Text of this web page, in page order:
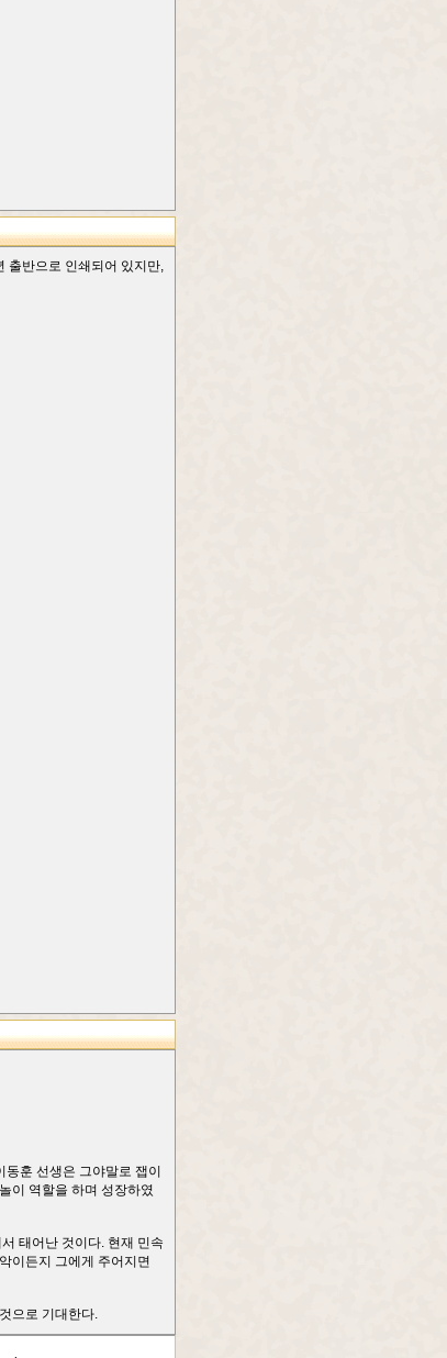
출반으로 인쇄되어 있지만,
훈 선생은 그야말로 잽이
이 역할을 하며 성장하였
태어난 것이다. 현재 민속
이든지 그에게 주어지면
으로 기대한다.